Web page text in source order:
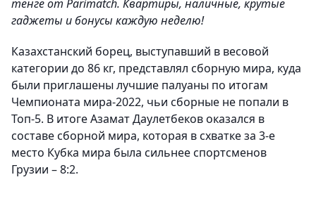
тенге от Parimatch. Квартиры, наличные, крутые
гаджеты и бонусы каждую неделю!
Казахстанский борец, выступавший в весовой
категории до 86 кг, представлял сборную мира, куда
были приглашены лучшие палуаны по итогам
Чемпионата мира-2022, чьи сборные не попали в
Топ-5. В итоге Азамат Даулетбеков оказался в
составе сборной мира, которая в схватке за 3-е
место Кубка мира была сильнее спортсменов
Грузии – 8:2.